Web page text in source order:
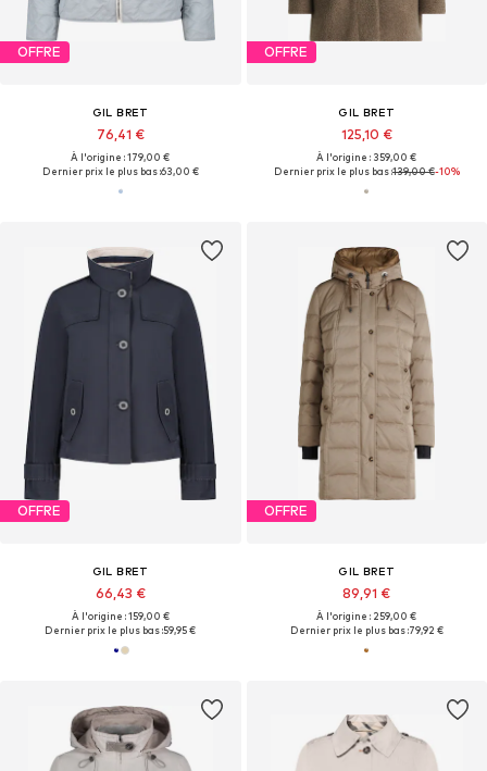
OFFRE
GIL BRET
76,41 €
À l'origine : 179,00 €
Dernier prix le plus bas :63,00 €
OFFRE
GIL BRET
125,10 €
À l'origine : 359,00 €
Dernier prix le plus bas :139,00 €-10%
OFFRE
GIL BRET
66,43 €
À l'origine : 159,00 €
Dernier prix le plus bas :59,95 €
OFFRE
GIL BRET
89,91 €
À l'origine : 259,00 €
Dernier prix le plus bas :79,92 €